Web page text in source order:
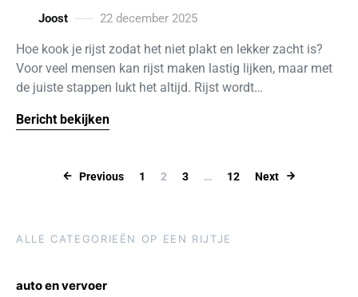
Joost 22 december 2025
Hoe kook je rijst zodat het niet plakt en lekker zacht is?
Voor veel mensen kan rijst maken lastig lijken, maar met
de juiste stappen lukt het altijd. Rijst wordt…
Bericht bekijken
Berichten
Previous 1 2 3 … 12 Next
ALLE CATEGORIEËN OP EEN RIJTJE
auto en vervoer